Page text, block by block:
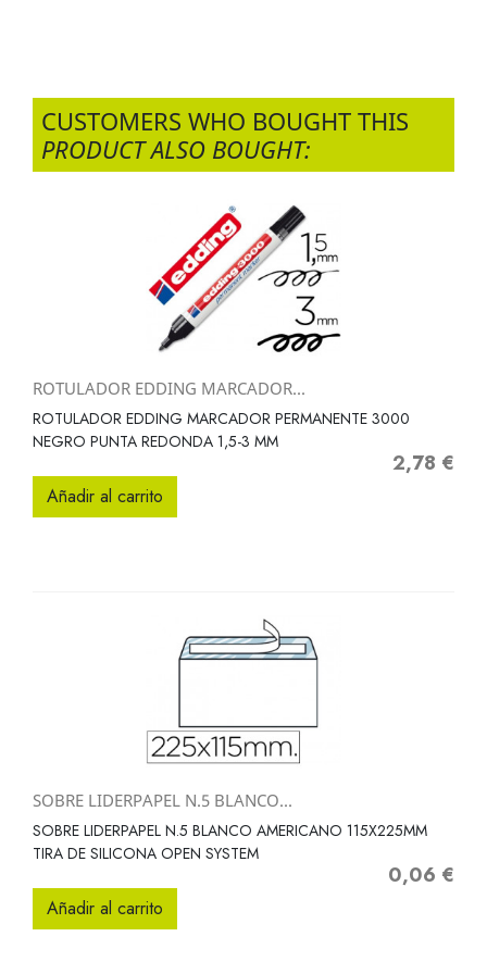
CUSTOMERS WHO BOUGHT THIS
PRODUCT ALSO BOUGHT:
ROTULADOR EDDING MARCADOR...
ROTULADOR EDDING MARCADOR PERMANENTE 3000
NEGRO PUNTA REDONDA 1,5-3 MM
Precio
2,78 €
Añadir al carrito
SOBRE LIDERPAPEL N.5 BLANCO...
SOBRE LIDERPAPEL N.5 BLANCO AMERICANO 115X225MM
TIRA DE SILICONA OPEN SYSTEM
Precio
0,06 €
Añadir al carrito